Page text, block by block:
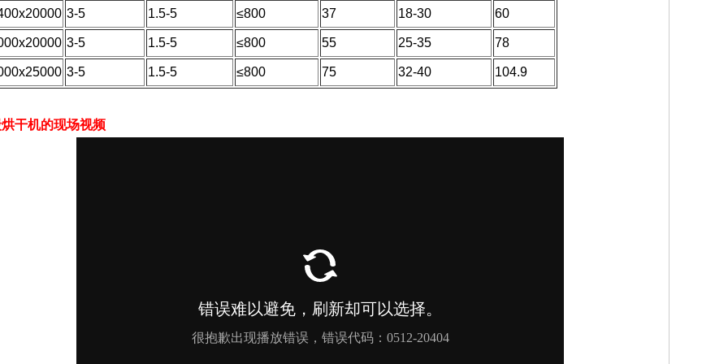
3-5 1.5-5 ≤800 37 18-30 60
3-5 1.5-5 ≤800 55 25-35 78
3-5 1.5-5 ≤800 75 32-40 104.9
干机的现场视频